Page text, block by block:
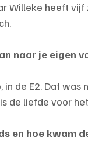
Willeke heeft
naar je eigen
in de E2. Dat
de liefde voor
en hoe kwam